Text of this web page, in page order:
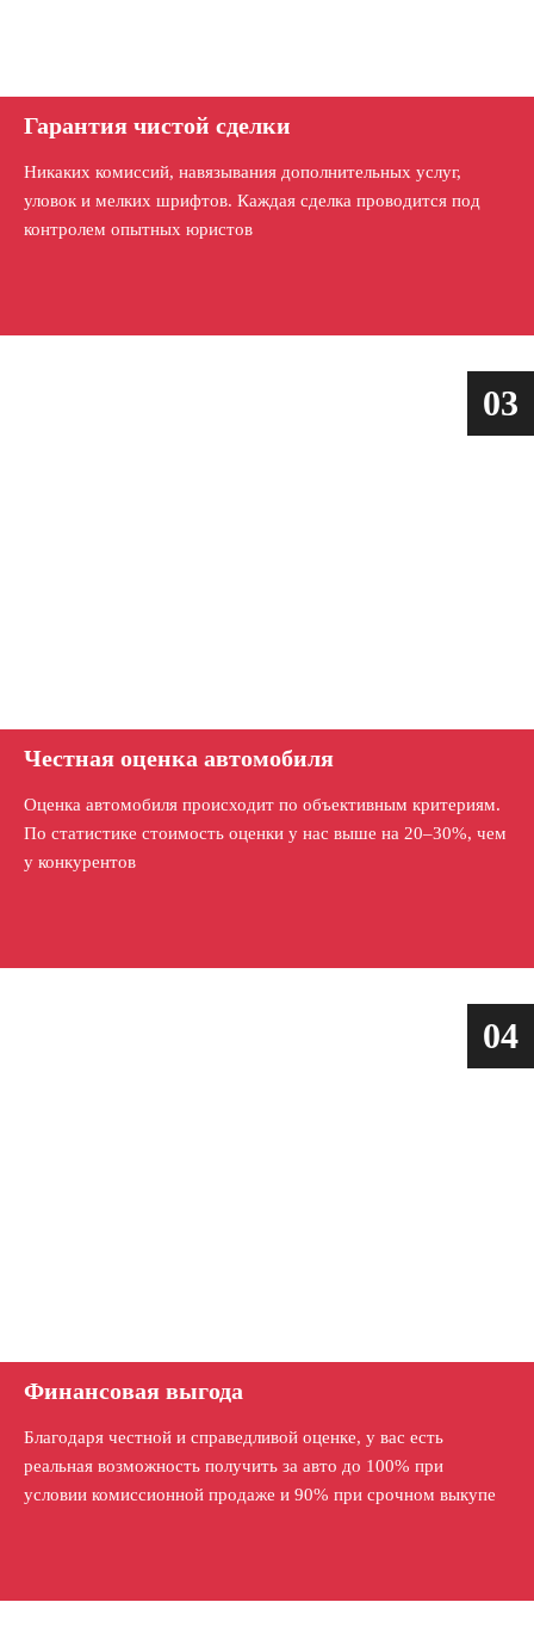
Гарантия чистой сделки
Никаких комиссий, навязывания дополнительных услуг,
уловок и мелких шрифтов. Каждая сделка проводится под
контролем опытных юристов
03
Честная оценка автомобиля
Оценка автомобиля происходит по объективным критериям.
По статистике стоимость оценки у нас выше на 20–30%, чем
у конкурентов
04
Финансовая выгода
Благодаря честной и справедливой оценке, у вас есть
реальная возможность получить за авто до 100% при
условии комиссионной продаже и 90% при срочном выкупе